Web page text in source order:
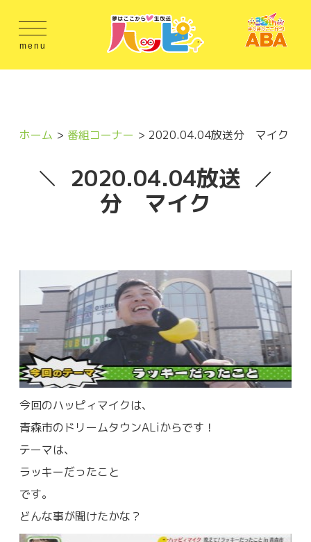
menu
ホーム 番組コーナー 2020.04.04放送分 マイク
2020.04.04放送
分 マイク
今回のハッピィマイクは、
青森市のドリームタウンALiからです！
テーマは、
ラッキーだったこと
です。
どんな事が聞けたかな？